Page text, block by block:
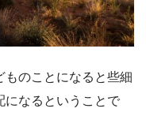
ものことになると些細
になるということで